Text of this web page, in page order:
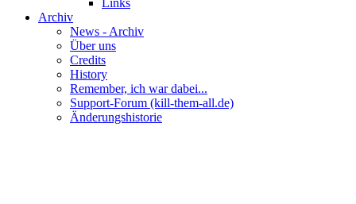
Links
Archiv
News - Archiv
Über uns
Credits
History
Remember, ich war dabei...
Support-Forum (kill-them-all.de)
Änderungshistorie